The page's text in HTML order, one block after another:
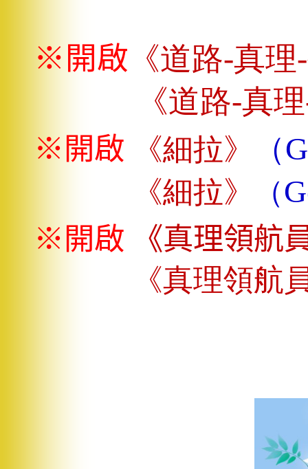
※ 開啟 《道路-真理-
《道路-真
※ 開啟 《細拉》 （
《細拉》 （
※ 開啟
《真理領航
《真理領航